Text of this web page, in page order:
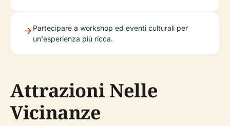
Partecipare a workshop ed eventi culturali per
un'esperienza più ricca.
Attrazioni Nelle
Vicinanze